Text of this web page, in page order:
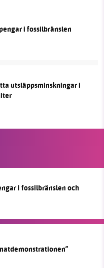
i fossilbränslen
utsläppsminskningar i
i fossilbränslen och